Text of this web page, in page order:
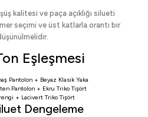
kalitesi ve paça açıklığı silueti
seçimi ve üst katlarla orantı bir
Eşleşmesi
Pantolon+ Beyaz Klasik Yaka
Pantolon + Ekru Triko Tişört
+ Lacivert Triko Tişört
Dengeleme